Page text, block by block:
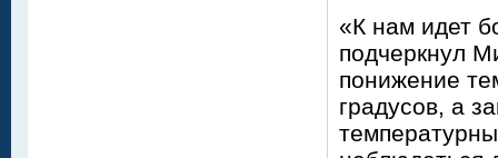
«К нам идет
подчеркнул
понижение
градусов, а